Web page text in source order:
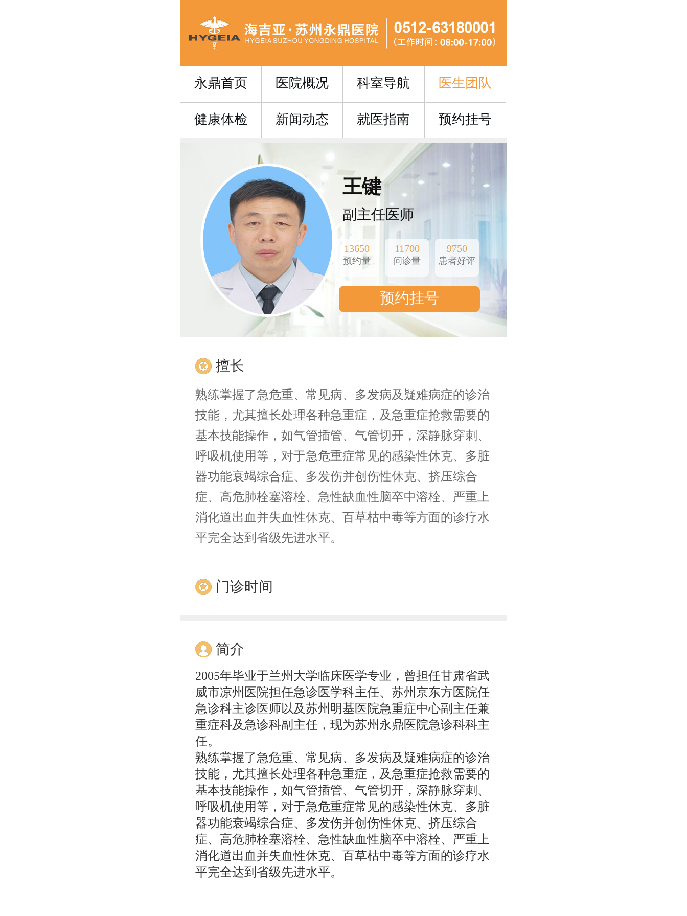
永鼎首页 医院概况 科室导航 医生团队
健康体检 新闻动态 就医指南 预约挂号
王键
副主任医师
13650
预约量
11700
问诊量
9750
患者好评
预约挂号
擅长
熟练掌握了急危重、常见病、多发病及疑难病症的诊治
技能，尤其擅长处理各种急重症，及急重症抢救需要的
基本技能操作，如气管插管、气管切开，深静脉穿刺、
呼吸机使用等，对于急危重症常见的感染性休克、多脏
器功能衰竭综合症、多发伤并创伤性休克、挤压综合
症、高危肺栓塞溶栓、急性缺血性脑卒中溶栓、严重上
消化道出血并失血性休克、百草枯中毒等方面的诊疗水
平完全达到省级先进水平。
门诊时间
简介
2005年毕业于兰州大学临床医学专业，曾担任甘肃省武
威市凉州医院担任急诊医学科主任、苏州京东方医院任
急诊科主诊医师以及苏州明基医院急重症中心副主任兼
重症科及急诊科副主任，现为苏州永鼎医院急诊科科主
任。
熟练掌握了急危重、常见病、多发病及疑难病症的诊治
技能，尤其擅长处理各种急重症，及急重症抢救需要的
基本技能操作，如气管插管、气管切开，深静脉穿刺、
呼吸机使用等，对于急危重症常见的感染性休克、多脏
器功能衰竭综合症、多发伤并创伤性休克、挤压综合
症、高危肺栓塞溶栓、急性缺血性脑卒中溶栓、严重上
消化道出血并失血性休克、百草枯中毒等方面的诊疗水
平完全达到省级先进水平。